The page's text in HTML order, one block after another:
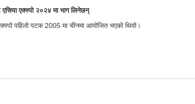
एक्स्पो २०२४ मा भाग लिनेछन्
पहिलो पटक 2005 मा चीनमा आयोजित भएको थियो।